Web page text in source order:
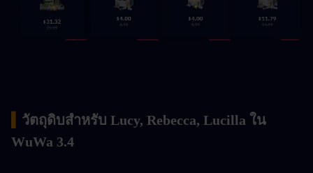
วัตถุดิบสำหรับ Lucy, Rebecca, Lucilla ใน
WuWa 3.4